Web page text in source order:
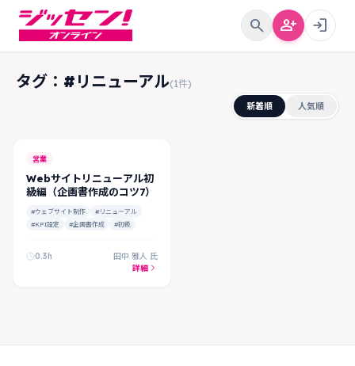
search person_add login
タグ：#リニューアル(1件)
新着順 人気順
営業
Webサイトリニューアル初
級編（企画書作成のコツ7）
#ウェブサイト制作
#リニューアル
#KPI設定
#企画書作成 #初級
0.3h
田中 雅人 氏
詳細